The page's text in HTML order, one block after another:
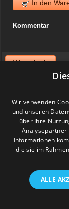
In den
Kommentar
Warenkorb
06. April 2025
Jazzvinyl.ch ist
Wir haben
viel Dolphy, Art
Feedback
Wir verwenden
und unseren
über Ihre
Informationen
die sie im
ALLE